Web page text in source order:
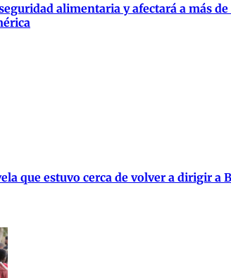
alimentaria y afectará a más
que estuvo cerca de volver a dirigir a